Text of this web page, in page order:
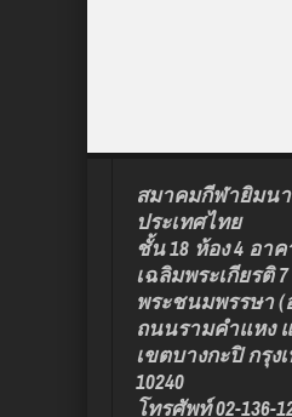
สมาคมกีฬายิมน
ประเทศไทย
ชั้น 18 ห้อง 4 อาค
เฉลิมพระเกียรติ
พระชนมพรรษา (
ถนนรามคำแหง
เขตบางกะปิ กรุง
10240
โทรศัพท์ 02-136-